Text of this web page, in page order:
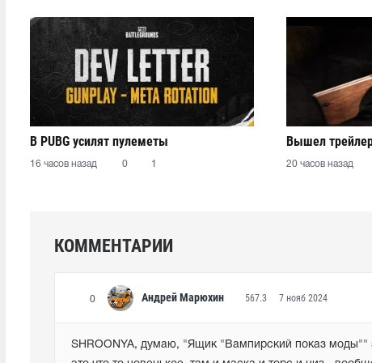
В PUBG усилят пулеметы
16 часов назад 0 1
Вышел
20 часов назад
КОММЕНТАРИИ
0 Андрей Марюхин 567.3 7 нояб 2024
SHROONYA, думаю, "Ящик "Вампирский показ моды""